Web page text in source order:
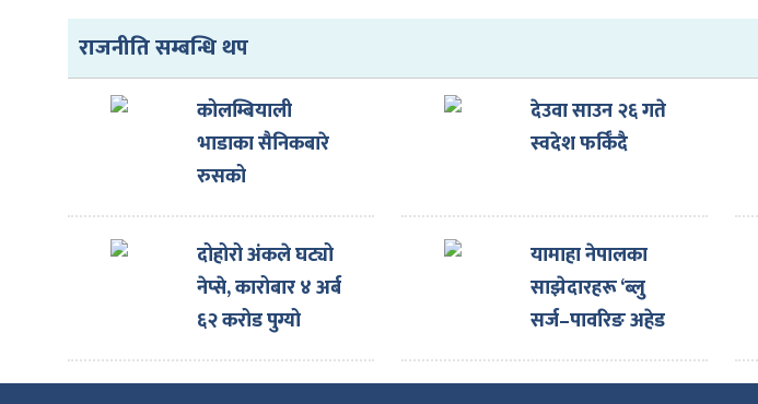
राजनीति सम्बन्धि थप
कोलम्बियाली
भाडाका सैनिकबारे
रुसको
अस्वीकारोक्ति
देउवा साउन २६ गते
स्वदेश फर्किँदै
दोहोरो अंकले घट्यो
नेप्से, कारोबार ४ अर्ब
६२ करोड पुग्यो
यामाहा नेपालका
साझेदारहरू ‘ब्लु
सर्ज–पावरिङ अहेड
टुगेदर पार्टनर्स मिट’
सम्पन्न गरी स्वदेश